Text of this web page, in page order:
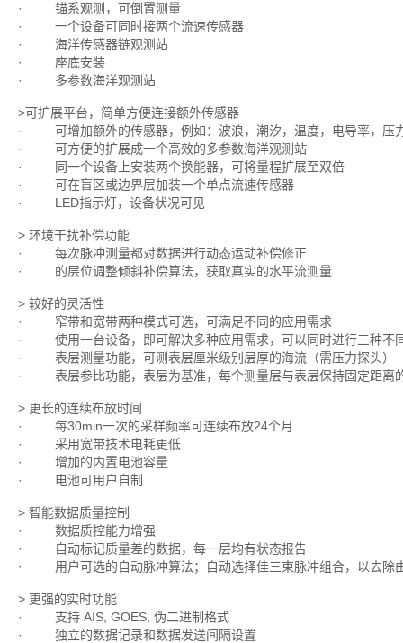
· 锚系观测，可倒置测量
· 一个设备可同时接两个流速传感器
· 海洋传感器链观测站
· 座底安装
· 多参数海洋观测站
>可扩展平台，简单方便连接额外传感器
· 可增加额外的传感器，例如：波浪，潮汐，温度，电导率，压
· 可方便的扩展成一个高效的多参数海洋观测站
· 同一个设备上安装两个换能器，可将量程扩展至双倍
· 可在盲区或边界层加装一个单点流速传感器
· LED指示灯，设备状况可见
> 环境干扰补偿功能
· 每次脉冲测量都对数据进行动态运动补偿修正
· 的层位调整倾斜补偿算法，获取真实的水平流测量
> 较好的灵活性
· 窄带和宽带两种模式可选，可满足不同的应用需求
· 使用一台设备，即可解决多种应用需求，可以同时进行三种不
· 表层测量功能，可测表层厘米级别层厚的海流（需压力探头）
· 表层参比功能，表层为基准，每个测量层与表层保持固定距离
> 更长的连续布放时间
· 每30min一次的采样频率可连续布放24个月
· 采用宽带技术电耗更低
· 增加的内置电池容量
· 电池可用户自制
> 智能数据质量控制
· 数据质控能力增强
· 自动标记质量差的数据，每一层均有状态报告
· 用户可选的自动脉冲算法；自动选择佳三束脉冲组合，以去除
> 更强的实时功能
· 支持 AIS, GOES, 伪二进制格式
· 独立的数据记录和数据发送间隔设置